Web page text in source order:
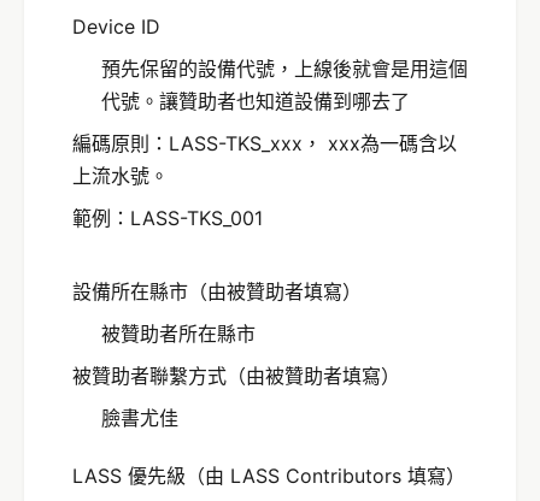
Device ID
預先保留的設備代號，上線後就會是用這個
代號。讓贊助者也知道設備到哪去了
編碼原則：LASS-TKS_xxx， xxx為一碼含以
上流水號。
範例：LASS-TKS_001
設備所在縣市（由被贊助者填寫）
被贊助者所在縣市
被贊助者聯繫方式（由被贊助者填寫）
臉書尤佳
LASS 優先級（由 LASS Contributors 填寫）